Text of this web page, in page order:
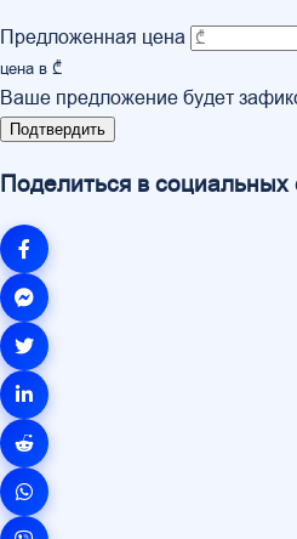
Предложенная цена
цена в ₾
Ваше предложение будет
Подтвердить
Поделиться в социальных